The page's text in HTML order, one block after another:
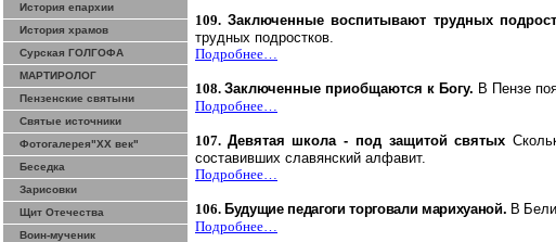
История епархии
История храмов
Сурская ГОЛГОФА
МАРТИРОЛОГ
Пензенские святыни
Святые источники
Фотогалерея"ХХ век"
Беседка
Зарисовки
Щит Отечества
Воин-мученик
109. Заключенные воспитывают трудных
трудных подростков.
Подробнее…
108. Заключенные приобщаются к Богу. В Пензе
Подробнее…
107. Девятая школа - под защитой святых С
составивших славянский алфавит.
Подробнее…
106. Будущие педагоги торговали марихуаной. В
Подробнее…